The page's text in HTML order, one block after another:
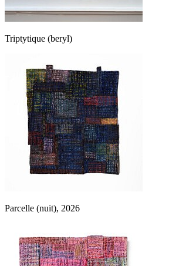
Triptytique (beryl)
Parcelle (nuit), 2026